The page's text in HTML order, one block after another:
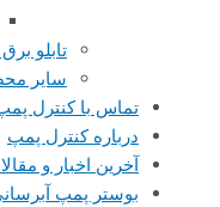
تابلو
سایر
تماس با کنترل
درباره کنترل پمپ
آخرین اخبار و
بوستر پمپ